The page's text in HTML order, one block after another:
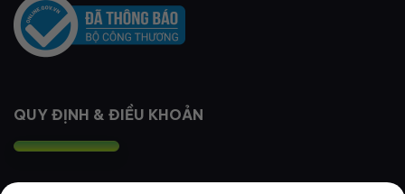
QUY ĐỊNH & ĐIỀU KHOẢN
Quy định thành viên